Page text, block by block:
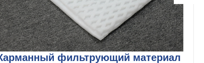
фильтрующий материал